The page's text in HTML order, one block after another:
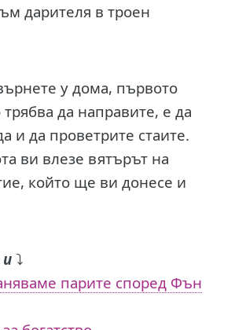
дарителя в троен
у дома, първото
да направите, е да
и да проветрите стаите.
ви влезе вятърът на
който ще ви донесе и
⤵️
парите според Фън